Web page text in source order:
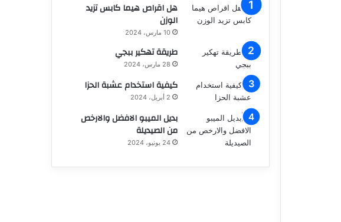
هل اقراص هيما كابس تزيد
الوزن
10 مارس، 2024
طريقة تهكير ببجي
28 مارس، 2024
كيفية استخدام عشبة الحزا
2 أبريل، 2024
بديل الميبو الافضل والارخص
من الصيديلة
24 يونيو، 2024